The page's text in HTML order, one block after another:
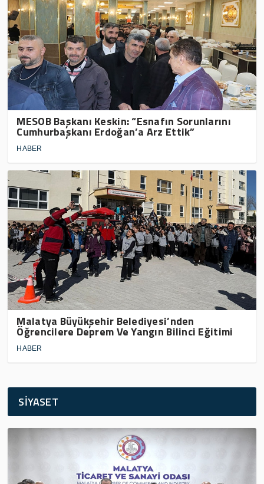
MESOB Başkanı Keskin: “Esnafın Sorunlarını
Cumhurbaşkanı Erdoğan’a Arz Ettik”
HABER
Malatya Büyükşehir Belediyesi’nden
Öğrencilere Deprem Ve Yangın Bilinci Eğitimi
HABER
SİYASET